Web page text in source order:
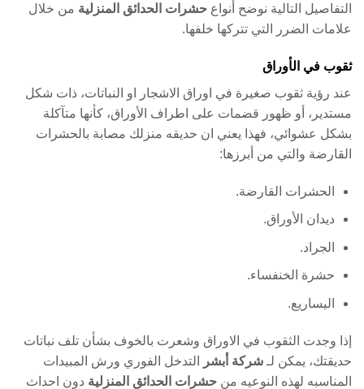
التفاصيل التالية نوضح أنواع حشرات الحدائق المنزلية من خلال
علامات الضرر التي تتركها خلفها.
ثقوب في الأوراق
عند رؤية ثقوب صغيرة في اوراق الاشجار او النباتات، ذات شكل
مستدير، أو ظهور قضمات على اطراف الأوراق، كأنها متآكلة
بشكل عشوائي، فهذا يعني ان حديقه منزلك مصابة بالحشرات
القارضة والتي من أبرزها:
الحشرات القارضة.
ديدان الأوراق.
الجراد.
حشرة الخنفساء.
اليساريع.
إذا وجدت الثقوب في الاوراق وشعرت بالخوف بشأن تلف نباتات
حديقتك، يمكن لـ شركة أبشر
التدخل الفوري ورش المبيدات
المناسبه لهذه النوعيه من حشرات الحدائق المنزلية دون احداث